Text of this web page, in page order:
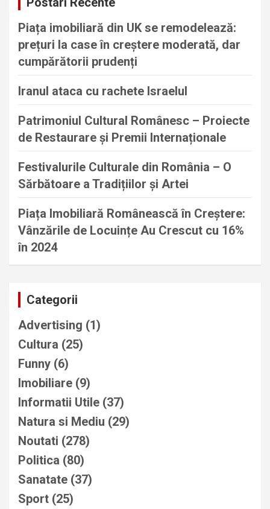
Piața imobiliară din UK se remodelează:
prețuri la case în creștere moderată, dar
cumpărătorii prudenți
Iranul ataca cu rachete Israelul
Patrimoniul Cultural Românesc – Proiecte
de Restaurare și Premii Internaționale
Festivalurile Culturale din România – O
Sărbătoare a Tradițiilor și Artei
Piața Imobiliară Românească în Creștere:
Vânzările de Locuințe Au Crescut cu 16%
în 2024
Categorii
Advertising (1)
Cultura (25)
Funny (6)
Imobiliare (9)
Informatii Utile (37)
Natura si Mediu (29)
Noutati (278)
Politica (80)
Sanatate (37)
Sport (25)